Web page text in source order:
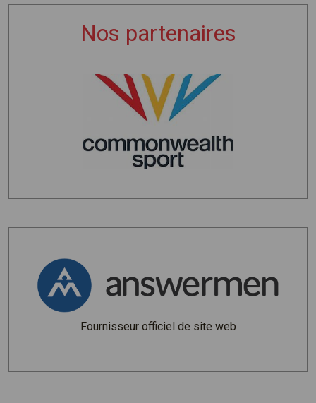
Nos partenaires
Fournisseur officiel de site web